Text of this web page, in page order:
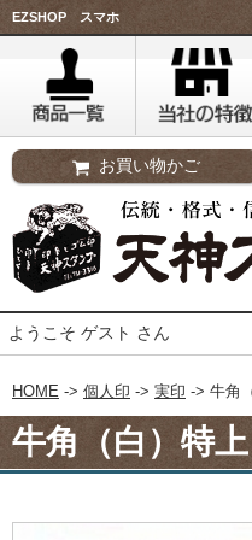
EZSHOP スマホ
お買い物かご
ようこそ ゲスト さん
HOME -> 個人印 -> 実印 -> 牛角
牛角（白）特